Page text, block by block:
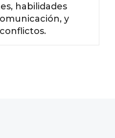
habilidades
y